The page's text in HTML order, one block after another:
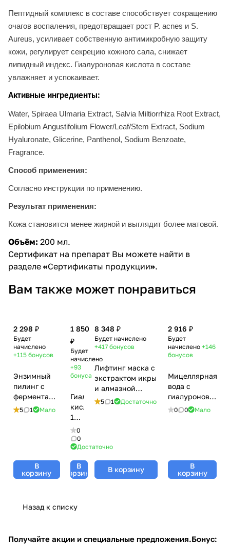
Пептидный комплекс в составе способствует сокращению
очагов воспаления, предотвращает рост P. acnes и S.
Aureus, усиливает собственную антимикробную защиту
кожи, регулирует секрецию кожного сала, снижает
липидный индекс. Гиалуроновая кислота в составе
увлажняет и успокаивает.
Активные ингредиенты:
Water, Spiraea Ulmaria Extract, Salvia Miltiorrhiza Root Extract,
Epilobium Angustifolium Flower/Leaf/Stem Extract, Sodium
Hyaluronate, Glicerine, Panthenol, Sodium Benzoate,
Fragrance.
Способ применения:
Согласно инструкции по применению.
Результат применения:
Кожа становится менее жирной и выглядит более матовой.
Объём: 200 мл.
Сертификат на препарат Вы можете найти в
разделе «Сертификаты продукции».
Вам также может понравиться
2 298 ₽
Будет
начислено
+115 бонусов
Энзимный
пилинг с
ферментами
папайи и
5 1 Мало
В
корзину
1 850
₽
Будет
начислено
+93
бонуса
Гиалуроновая
кислота
100%
Tete,
10
мл
0
0
Достаточно
В
корзину
8 348 ₽
Будет начислено
+417 бонусов
Лифтинг маска с
экстрактом икры
и алмазной
микропудрой /
200 мл
5 1 Достаточно
В корзину
2 916 ₽
Будет
начислено +146
бонусов
Мицеллярная
вода с
гиалуроновой
кислотой /
0 0 Мало
В
корзину
Назад к списку
Получайте акции и специальные предложения.Бонус: